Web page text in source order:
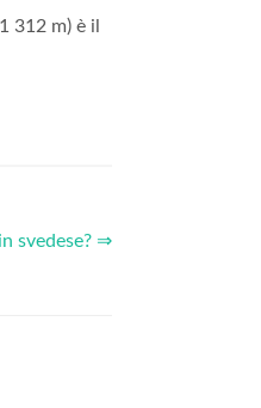
312 m) è il
svedese? ⇒